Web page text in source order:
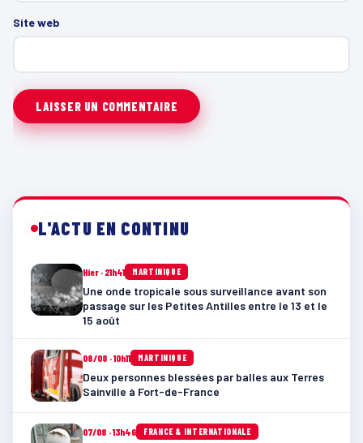
Site web
L'ACTU EN CONTINU
Hier · 21h41 MARTINIQUE
Une onde tropicale sous surveillance avant son
passage sur les Petites Antilles entre le 13 et le
15 août
08/08 · 10h11 MARTINIQUE
Deux personnes blessées par balles aux Terres
Sainville à Fort-de-France
07/08 · 13h46 FRANCE & INTERNATIONALE